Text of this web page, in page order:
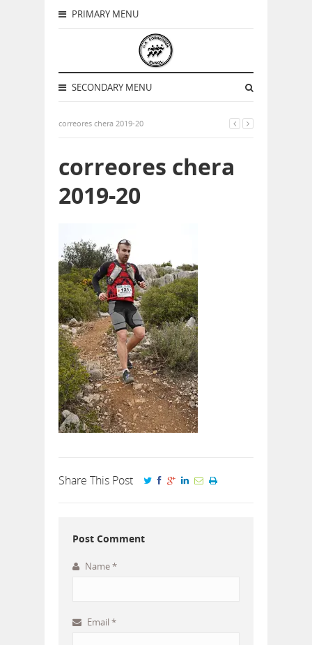
PRIMARY MENU
SECONDARY MENU
correores chera 2019-20
correores chera
2019-20
Share This Post
Post Comment
Name*
Email *